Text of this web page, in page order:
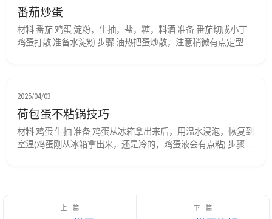
番茄炒蛋
材料 番茄 鸡蛋 淀粉，生抽，盐，糖，料酒 准备 番茄切成小丁
鸡蛋打散 准备水淀粉 步骤 油热把蛋炒散，注意稍微有点定型就
2025/04/03
荷包蛋不粘锅技巧
材料 鸡蛋 生抽 准备 鸡蛋从冰箱拿出来后，用温水浸泡，恢复到
室温(鸡蛋刚从冰箱拿出来，还是冷的，鸡蛋液会有点粘) 步骤 热